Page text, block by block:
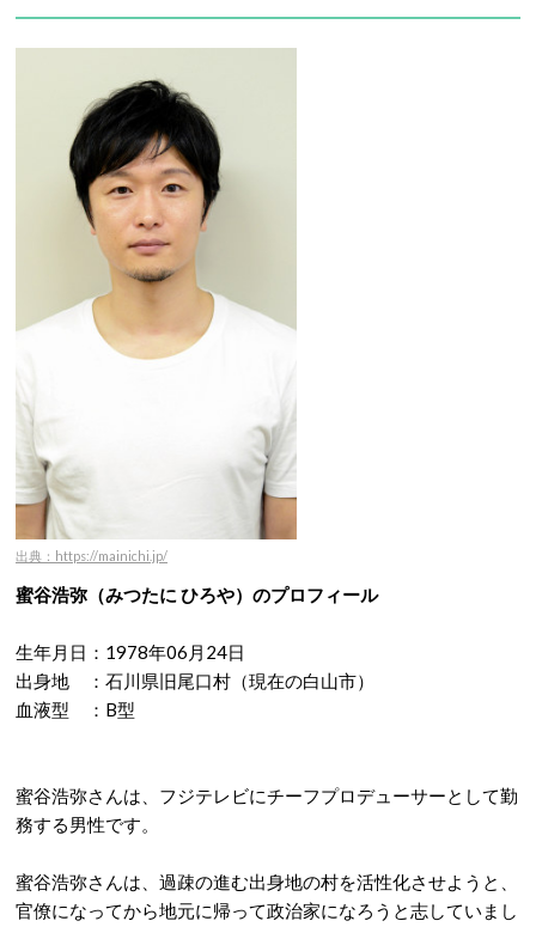
出典：https://mainichi.jp/
蜜谷浩弥（みつたに ひろや）のプロフィール
生年月日：1978年06月24日
出身地 ：石川県旧尾口村（現在の白山市）
血液型 ：B型
蜜谷浩弥さんは、フジテレビにチーフプロデューサーとして勤
務する男性です。
蜜谷浩弥さんは、過疎の進む出身地の村を活性化させようと、
官僚になってから地元に帰って政治家になろうと志していまし